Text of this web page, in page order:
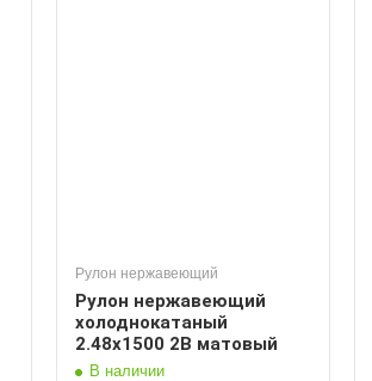
Рулон нержавеющий
Рулон нержавеющий
холоднокатаный
2.48х1500 2В матовый
В наличии